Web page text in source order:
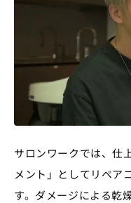
サロンワークでは、仕
メント」としてリペア
す。ダメージによる乾